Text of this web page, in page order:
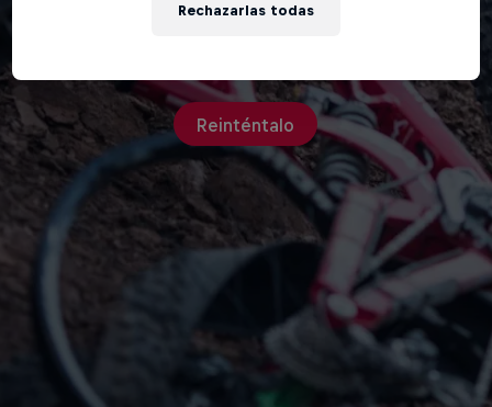
Reinténtalo
Rechazarlas todas